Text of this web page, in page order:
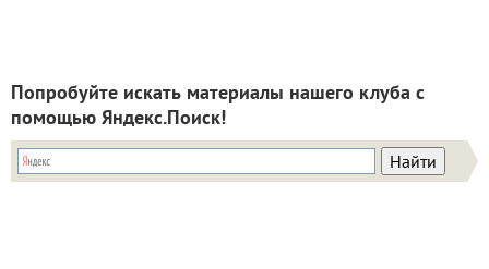
Попробуйте искать материалы нашего клуба с
помощью Яндекс.Поиск!